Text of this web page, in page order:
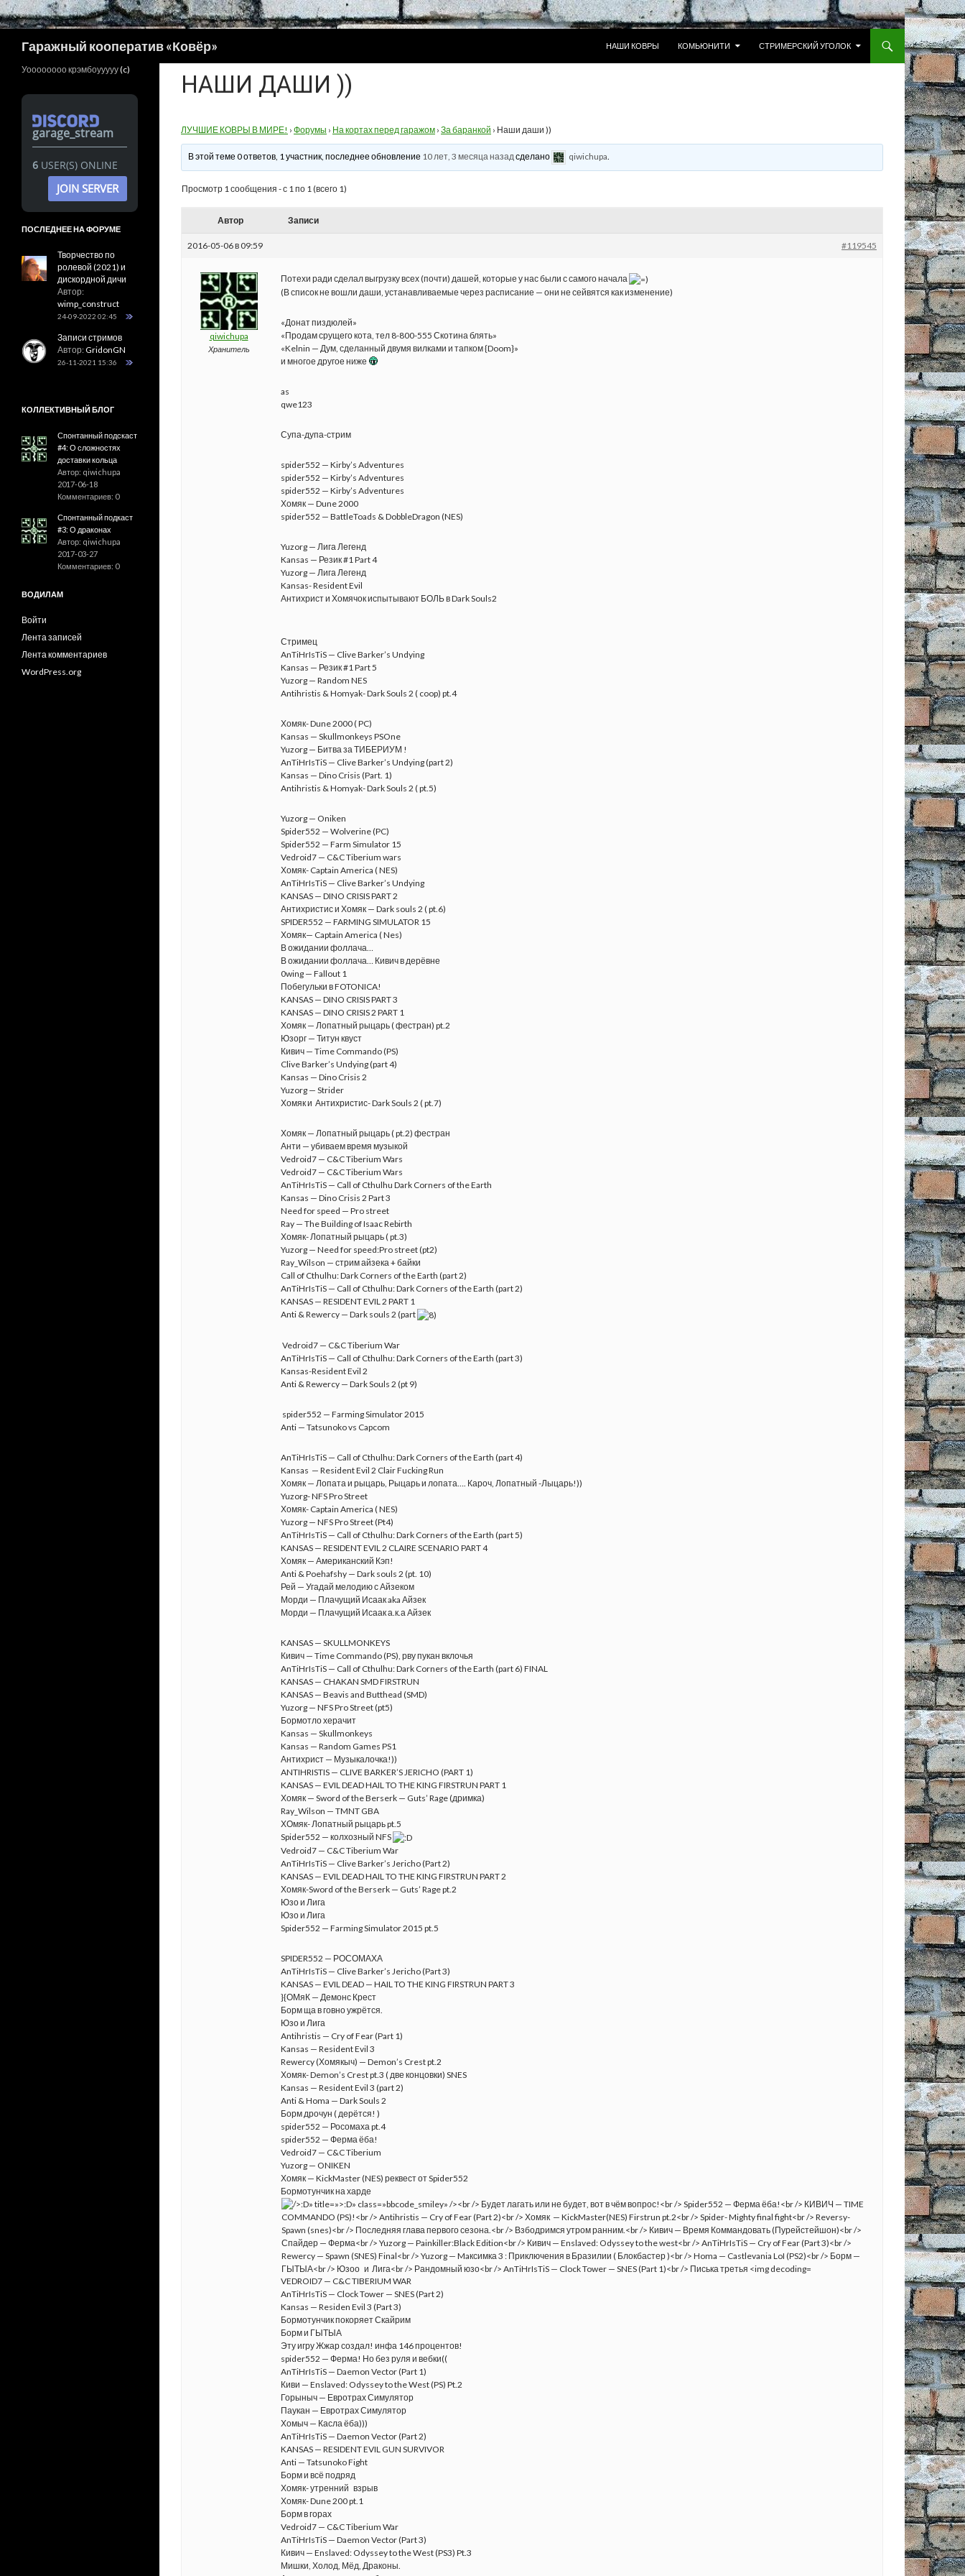
Гаражный кооператив «Ковёр»
НАШИ КОВРЫ
КОМЬЮНИТИ СТРИМЕРСКИЙ УГОЛОК
НАШИ ДАШИ ))
ЛУЧШИЕ КОВРЫ В МИРЕ! › Форумы › На кортах перед гаражом › За баранкой › Наши даши ))
В этой теме 0 ответов, 1 участник, последнее обновление 10 лет, 3 месяца назадсделано qiwichupa.
Просмотр 1 сообщения - с 1 по 1 (всего 1)
Автор Записи
2016-05-06 в 09:59 #119545
qiwichupa
Хранитель
Потехи ради сделал выгрузку всех (почти) дашей, которые у нас были с самого начала
(В список не вошли даши, устанавливаемые через расписание — они не сейвятся как изменение)
«Донат пиздюлей»
«Продам срущего кота, тел 8-800-555 Скотина блять»
«Kelnin — Дум, сделанный двумя вилками и тапком {Doom}»
и многое другое ниже
as
qwe123
Супа-дупа-стрим
spider552 — Kirby’s Adventures
spider552 — Kirby’s Adventures
spider552 — Kirby’s Adventures
Хомяк — Dune 2000
spider552 — BattleToads & DobbleDragon (NES)
Yuzorg — Лига Легенд
Kansas — Резик #1 Part 4
Yuzorg — Лига Легенд
Kansas- Resident Evil
Антихрист и Хомячок испытывают БОЛЬ в Dark Souls2
Стримец
AnTiHrIsTiS — Clive Barker’s Undying
Kansas — Резик #1 Part 5
Yuzorg — Random NES
Antihristis & Homyak- Dark Souls 2 ( coop) pt.4
Хомяк- Dune 2000 ( PC)
Kansas — Skullmonkeys PSOne
Yuzorg — Битва за ТИБЕРИУМ !
AnTiHrIsTiS — Clive Barker’s Undying (part 2)
Kansas — Dino Crisis (Part. 1)
Antihristis & Homyak- Dark Souls 2 ( pt.5)
Yuzorg — Oniken
Spider552 — Wolverine (PC)
Spider552 — Farm Simulator 15
Vedroid7 — C&C Tiberium wars
Хомяк- Captain America ( NES)
AnTiHrIsTiS — Clive Barker’s Undying
KANSAS — DINO CRISIS PART 2
Антихристис и Хомяк — Dark souls 2 ( pt.6)
SPIDER552 — FARMING SIMULATOR 15
Хомяк— Captain America ( Nes)
В ожидании фоллача…
В ожидании фоллача… Кивич в дерёвне
0wing — Fallout 1
Побегульки в FOTONICA!
KANSAS — DINO CRISIS PART 3
KANSAS — DINO CRISIS 2 PART 1
Хомяк — Лопатный рыцарь ( фестран) pt.2
Юзорг — Титун квуст
Кивич — Time Commando (PS)
Clive Barker’s Undying (part 4)
Kansas — Dino Crisis 2
Yuzorg — Strider
Хомяк и Антихристис- Dark Souls 2 ( pt.7)
Хомяк — Лопатный рыцарь ( pt.2) фестран
Анти — убиваем время музыкой
Vedroid7 — C&C Tiberium Wars
Vedroid7 — C&C Tiberium Wars
AnTiHrIsTiS — Call of Cthulhu Dark Corners of the Earth
Kansas — Dino Crisis 2 Part 3
Need for speed — Pro street
Ray — The Building of Isaac Rebirth
Хомяк- Лопатный рыцарь ( pt.3)
Yuzorg — Need for speed:Pro street (pt2)
Ray_Wilson — стрим айзека + байки
Call of Cthulhu: Dark Corners of the Earth (part 2)
AnTiHrIsTiS — Call of Cthulhu: Dark Corners of the Earth (part 2)
KANSAS — RESIDENT EVIL 2 PART 1
Anti & Rewercy — Dark souls 2 (part
Vedroid7 — C&C Tiberium War
AnTiHrIsTiS — Call of Cthulhu: Dark Corners of the Earth (part 3)
Kansas-Resident Evil 2
Anti & Rewercy — Dark Souls 2 (pt 9)
spider552 — Farming Simulator 2015
Anti — Tatsunoko vs Capcom
AnTiHrIsTiS — Call of Cthulhu: Dark Corners of the Earth (part 4)
Kansas — Resident Evil 2 Clair Fucking Run
Хомяк — Лопата и рыцарь, Рыцарь и лопата…. Кароч, Лопатный -Лыцарь!))
Yuzorg- NFS Pro Street
Хомяк- Captain America ( NES)
Yuzorg — NFS Pro Street (Pt4)
AnTiHrIsTiS — Call of Cthulhu: Dark Corners of the Earth (part 5)
KANSAS — RESIDENT EVIL 2 CLAIRE SCENARIO PART 4
Хомяк — Американский Кэп!
Anti & Poehafshy — Dark souls 2 (pt. 10)
Рей — Угадай мелодию с Айзеком
Морди — Плачущий Исаак aka Айзек
Морди — Плачущий Исаак а.к.а Айзек
KANSAS — SKULLMONKEYS
Кивич — Time Commando (PS), рву пукан вклочья
AnTiHrIsTiS — Call of Cthulhu: Dark Corners of the Earth (part 6) FINAL
KANSAS — CHAKAN SMD FIRSTRUN
KANSAS — Beavis and Butthead (SMD)
Yuzorg — NFS Pro Street (pt5)
Бормотло херачит
Kansas — Skullmonkeys
Kansas — Random Games PS1
Антихрист — Музыкалочка!))
ANTIHRISTIS — CLIVE BARKER’S JERICHO (PART 1)
KANSAS — EVIL DEAD HAIL TO THE KING FIRSTRUN PART 1
Хомяк — Sword of the Berserk — Guts’ Rage (дримка)
Ray_Wilson — TMNT GBA
ХОмяк- Лопатный рыцарь pt.5
Spider552 — колхозный NFS
Vedroid7 — C&C Tiberium War
AnTiHrIsTiS — Clive Barker’s Jericho (Part 2)
KANSAS — EVIL DEAD HAIL TO THE KING FIRSTRUN PART 2
Хомяк-Sword of the Berserk — Guts’ Rage pt.2
Юзо и Лига
Юзо и Лига
Spider552 — Farming Simulator 2015 pt.5
SPIDER552 — РОСОМАХА
AnTiHrIsTiS — Clive Barker’s Jericho (Part 3)
KANSAS — EVIL DEAD — HAIL TO THE KING FIRSTRUN PART 3
}{ОМяК — Демонс Крест
Борм ща в говно ужрётся.
Юзо и Лига
Antihristis — Cry of Fear (Part 1)
Kansas — Resident Evil 3
Rewercy (Хомякыч) — Demon’s Crest pt.2
Хомяк- Demon’s Crest pt.3 ( две концовки) SNES
Kansas — Resident Evil 3 (part 2)
Anti & Homa — Dark Souls 2
Борм дрочун ( дерётся! )
spider552 — Росомаха pt.4
spider552 — Ферма ёба!
Vedroid7 — C&C Tiberium
Yuzorg — ONIKEN
Хомяк — KickMaster (NES) реквест от Spider552
Бормотунчик на харде
VEDROID7 — C&C TIBERIUM WAR
AnTiHrIsTiS — Clock Tower — SNES (Part 2)
Kansas — Residen Evil 3 (Part 3)
Бормотунчик покоряет Скайрим
Борм и ГЫТЫА
Эту игру Жжар создал! инфа 146 процентов!
spider552 — Ферма! Но без руля и вебки((
AnTiHrIsTiS — Daemon Vector (Part 1)
Киви — Enslaved: Odyssey to the West (PS) Pt.2
Горыныч — Евротрах Симулятор
Паукан — Евротрах Симулятор
Хомыч — Касла ёба)))
AnTiHrIsTiS — Daemon Vector (Part 2)
KANSAS — RESIDENT EVIL GUN SURVIVOR
Anti — Tatsunoko Fight
Борм и всё подряд
Хомяк- утренний взрыв
Хомяк- Dune 200 pt.1
Борм в горах
Vedroid7 — C&C Tiberium War
AnTiHrIsTiS — Daemon Vector (Part 3)
Кивич — Enslaved: Odyssey to the West (PS3) Pt.3
Мишки, Холод, Мёд, Драконы.
Уоооооооо крэмбоууууу(c)
garage_stream
6 USER(S) ONLINE
JOIN SERVER
ПОСЛЕДНЕЕ НА ФОРУМЕ
Творчество по
ролевой (2021) и
дискордной дичи
Автор:
wimp_construct
24-09-2022 02:45
Записи стримов
Автор:GridonGN
26-11-2021 15:36
КОЛЛЕКТИВНЫЙ БЛОГ
Спонтанный подскаст
#4: О сложностях
доставки кольца
Автор: qiwichupa
2017-06-18
Комментариев: 0
Спонтанный подкаст
#3: О драконах
Автор: qiwichupa
2017-03-27
Комментариев: 0
ВОДИЛАМ
Войти
Лента записей
Лента комментариев
WordPress.org